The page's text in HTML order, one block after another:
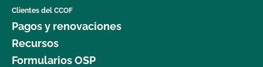
Clientes del CCOF
Pagos y renovaciones
Recursos
Formularios OSP